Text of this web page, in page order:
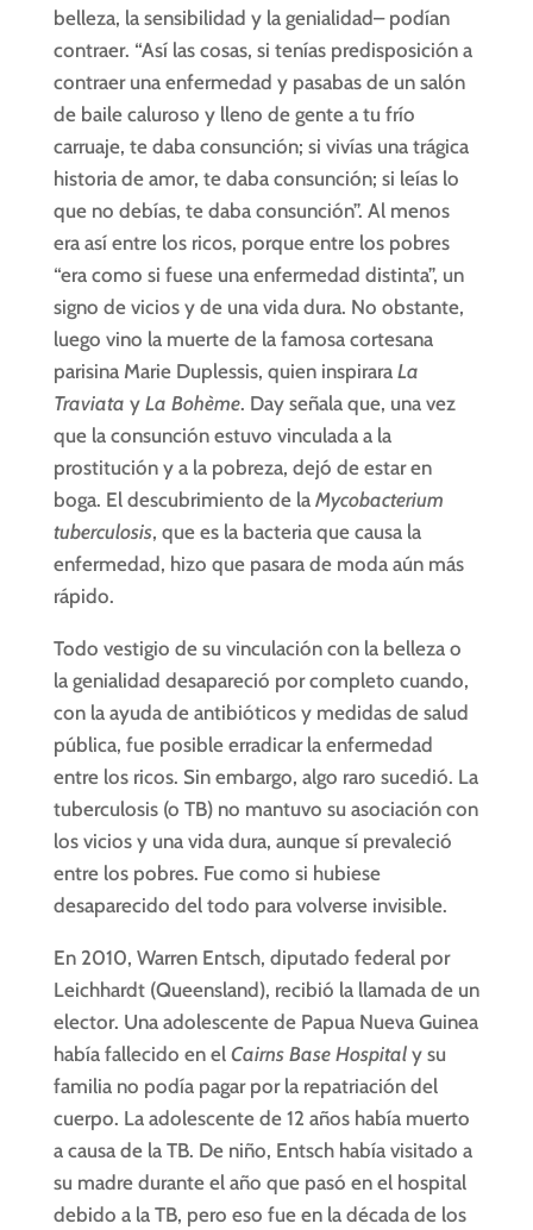
belleza, la sensibilidad y la genialidad– podían
contraer. “Así las cosas, si tenías predisposición a
contraer una enfermedad y pasabas de un salón
de baile caluroso y lleno de gente a tu frío
carruaje, te daba consunción; si vivías una trágica
historia de amor, te daba consunción; si leías lo
que no debías, te daba consunción”. Al menos
era así entre los ricos, porque entre los pobres
“era como si fuese una enfermedad distinta”, un
signo de vicios y de una vida dura. No obstante,
luego vino la muerte de la famosa cortesana
parisina Marie Duplessis, quien inspirara La
Traviata y La Bohème. Day señala que, una vez
que la consunción estuvo vinculada a la
prostitución y a la pobreza, dejó de estar en
boga. El descubrimiento de la Mycobacterium
tuberculosis, que es la bacteria que causa la
enfermedad, hizo que pasara de moda aún más
rápido.
Todo vestigio de su vinculación con la belleza o
la genialidad desapareció por completo cuando,
con la ayuda de antibióticos y medidas de salud
pública, fue posible erradicar la enfermedad
entre los ricos. Sin embargo, algo raro sucedió. La
tuberculosis (o TB) no mantuvo su asociación con
los vicios y una vida dura, aunque sí prevaleció
entre los pobres. Fue como si hubiese
desaparecido del todo para volverse invisible.
En 2010, Warren Entsch, diputado federal por
Leichhardt (Queensland), recibió la llamada de un
elector. Una adolescente de Papua Nueva Guinea
había fallecido en el Cairns Base Hospitaly su
familia no podía pagar por la repatriación del
cuerpo. La adolescente de 12 años había muerto
a causa de la TB. De niño, Entsch había visitado a
su madre durante el año que pasó en el hospital
debido a la TB, pero eso fue en la década de los